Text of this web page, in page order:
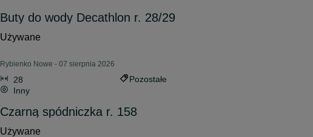
Buty do wody Decathlon r. 28/29
Używane
Rybienko Nowe - 07 sierpnia 2026
28
Pozostałe
Inny
Czarną spódniczka r. 158
Używane